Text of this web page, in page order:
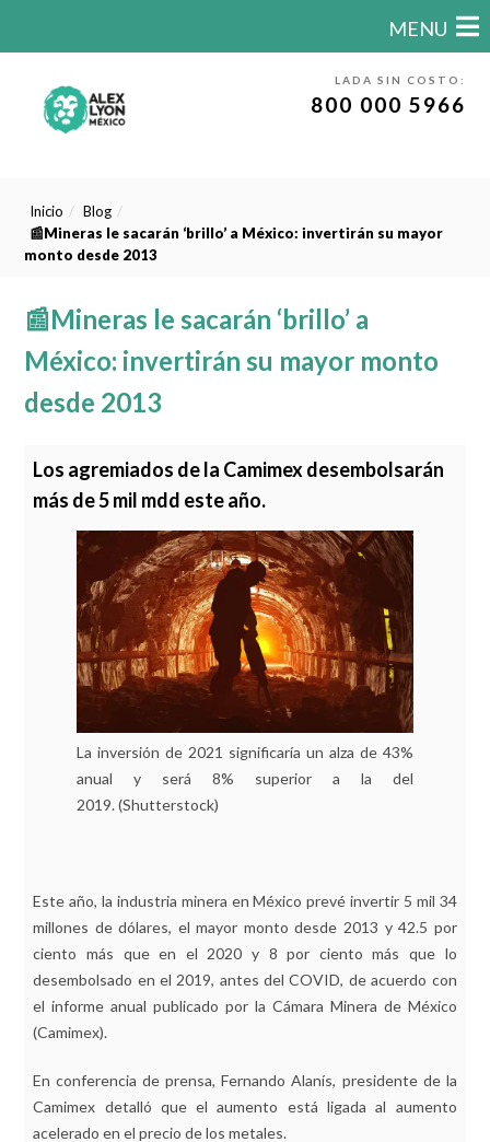
MENU
LADA SIN COSTO:
800 000 5966
Inicio
Blog
📰Mineras le sacarán ‘brillo’ a México: invertirán su mayor
monto desde 2013
📰Mineras le sacarán ‘brillo’ a
México: invertirán su mayor monto
desde 2013
Los agremiados de la Camimex desembolsarán
más de 5 mil mdd este año.
La inversión de 2021 significaría un alza de 43%
anual y será 8% superior a la del
2019. (Shutterstock)
Este año, la industria minera en México prevé invertir 5 mil 34
millones de dólares, el mayor monto desde 2013 y 42.5 por
ciento más que en el 2020 y 8 por ciento más que lo
desembolsado en el 2019, antes del COVID, de acuerdo con
el informe anual publicado por la Cámara Minera de México
(Camimex).
En conferencia de prensa, Fernando Alanís, presidente de la
Camimex detalló que el aumento está ligada al aumento
acelerado en el precio de los metales.